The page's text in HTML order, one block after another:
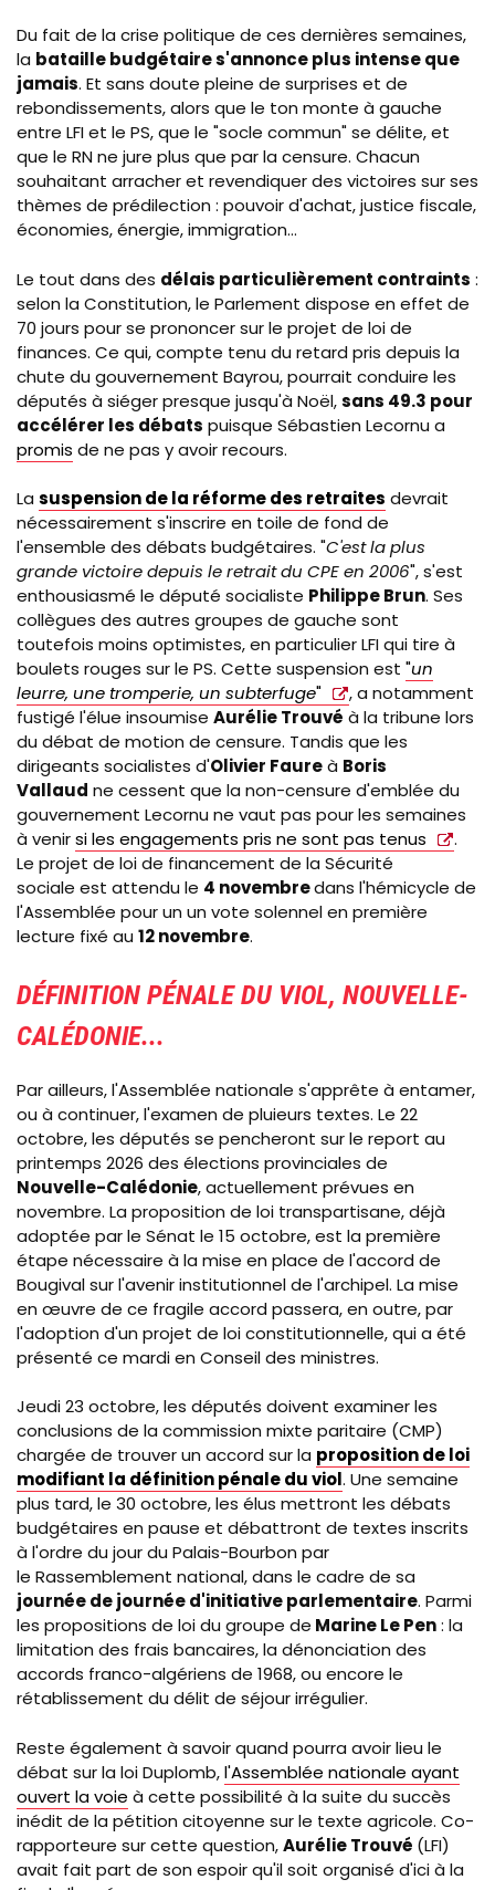
Du fait de la crise politique de ces dernières semaines,
la bataille budgétaire s'annonce plus intense que
jamais. Et sans doute pleine de surprises et de
rebondissements, alors que le ton monte à gauche
entre LFI et le PS, que le "socle commun" se délite, et
que le RN ne jure plus que par la censure. Chacun
souhaitant arracher et revendiquer des victoires sur ses
thèmes de prédilection : pouvoir d'achat, justice fiscale,
économies, énergie, immigration...
Le tout dans des délais particulièrement contraints :
selon la Constitution, le Parlement dispose en effet de
70 jours pour se prononcer sur le projet de loi de
finances. Ce qui, compte tenu du retard pris depuis la
chute du gouvernement Bayrou, pourrait conduire les
députés à siéger presque jusqu'à Noël,sans 49.3 pour
accélérer les débats puisque Sébastien Lecornu a
promis de ne pas y avoir recours.
La suspension de la réforme des retraites devrait
nécessairement s'inscrire en toile de fond de
l'ensemble des débats budgétaires. "C'est la plus
grande victoire depuis le retrait du CPE en 2006", s'est
enthousiasmé le député socialiste Philippe Brun. Ses
collègues des autres groupes de gauche sont
toutefois moins optimistes, en particulier LFI qui tire à
boulets rouges sur le PS. Cette suspension est "un
leurre, une tromperie, un subterfuge"
, a notamment
fustigé l'élue insoumise Aurélie Trouvé à la tribune lors
du débat de motion de censure. Tandis que les
dirigeants socialistes d'Olivier Faureà Boris
Vallaud ne cessent que la non-censure d'emblée du
gouvernement Lecornu ne vaut pas pour les semaines
à venirsi les engagements pris ne sont pas tenus
.
Le projet de loi de financement de la Sécurité
sociale est attendu le 4 novembredans l'hémicycle de
l'Assemblée pour un un vote solennel en première
lecture fixé au 12 novembre.
DÉFINITION PÉNALE DU VIOL, NOUVELLE-
CALÉDONIE...
Par ailleurs, l'Assemblée nationale s'apprête à entamer,
ou à continuer, l'examen de pluieurs textes. Le 22
octobre, les députés se pencheront sur le report au
printemps 2026 des élections provinciales de
Nouvelle-Calédonie, actuellement prévues en
novembre. La proposition de loi transpartisane, déjà
adoptée par le Sénat le 15 octobre, est la première
étape nécessaire à la mise en place de l'accord de
Bougival sur l'avenir institutionnel de l'archipel. La mise
en œuvre de ce fragile accord passera, en outre, par
l'adoption d'un projet de loi constitutionnelle, qui a été
présenté ce mardi en Conseil des ministres.
Jeudi 23 octobre, les députés doivent examiner les
conclusions de la commission mixte paritaire (CMP)
chargée de trouver un accord sur la proposition de loi
modifiant la définition pénale du viol. Une semaine
plus tard, le 30 octobre, les élus mettront les débats
budgétaires en pause et débattront de textes inscrits
à l'ordre du jour du Palais-Bourbon par
le Rassemblement national, dans le cadre de sa
journée de journée d'initiative parlementaire. Parmi
les propositions de loi du groupe de Marine Le Pen: la
limitation des frais bancaires, la dénonciation des
accords franco-algériens de 1968, ou encore le
rétablissement du délit de séjour irrégulier.
Reste également à savoir quand pourra avoir lieu le
débat sur la loi Duplomb,l'Assemblée nationale ayant
ouvert la voie à cette possibilité à la suite du succès
inédit de la pétition citoyenne sur le texte agricole. Co-
rapporteure sur cette question,Aurélie Trouvé (LFI)
avait fait part de son espoir qu'il soit organisé d'ici à la